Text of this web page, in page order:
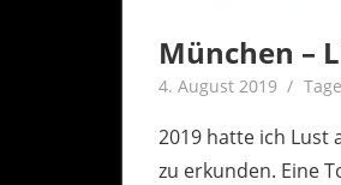
München –
4. August 2019
2019 hatte ich Lust
zu erkunden. Eine